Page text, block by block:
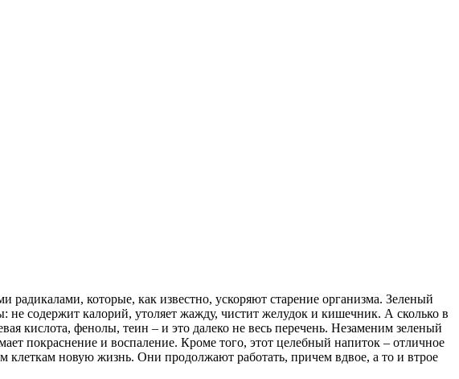
которые, как известно, ускоряют старение организма. Зеленый
содержит калорий, утоляет жажду, чистит желудок и кишечник. А сколько в
кислота, фенолы, теин – и это далеко не весь перечень. Незаменим зеленый
покраснение и воспаление. Кроме того, этот целебный напиток – отличное
клеткам новую жизнь. Они продолжают работать, причем вдвое, а то и втрое